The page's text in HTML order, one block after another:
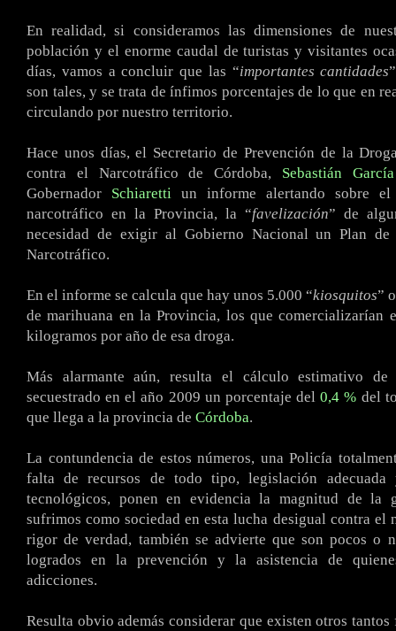
En realidad, si consideramos las dimensiones de
población y el enorme caudal de turistas y visitantes
días, vamos a concluir que las “importantes cantidades
son tales, y se trata de ínfimos porcentajes de lo que en
circulando por nuestro territorio.
Hace unos días, el Secretario de Prevención de la
contra el Narcotráfico de Córdoba, Sebastián
Gobernador Schiaretti un informe alertando sobre
narcotráfico en la Provincia, la “favelización” de
necesidad de exigir al Gobierno Nacional un Plan
Narcotráfico.
En el informe se calcula que hay unos 5.000 “kiosquitos”
de marihuana en la Provincia, los que comercializarían
kilogramos por año de esa droga.
Más alarmante aún, resulta el cálculo estimativo
secuestrado en el año 2009 un porcentaje del0,4 % del
que llega a la provincia de Córdoba.
La contundencia de estos números, una Policía
falta de recursos de todo tipo, legislación adecuada
tecnológicos, ponen en evidencia la magnitud de la
sufrimos como sociedad en esta lucha desigual contra el
rigor de verdad, también se advierte que son pocos o
logrados en la prevención y la asistencia de
adicciones.
Resulta obvio además considerar que existen otros